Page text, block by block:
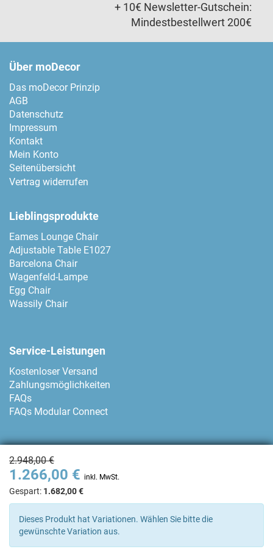
2.948,00 €
1.266,00 € inkl. MwSt.
Gespart: 1.682,00 €
Dieses Produkt hat Variationen. Wählen Sie bitte die
gewünschte Variation aus.
+ 10€ Newsletter-Gutschein:
Mindestbestellwert 200€
Über moDecor
Das moDecor Prinzip
AGB
Datenschutz
Impressum
Kontakt
Mein Konto
Seitenübersicht
Vertrag widerrufen
Lieblingsprodukte
Eames Lounge Chair
Adjustable Table E1027
Barcelona Chair
Wagenfeld-Lampe
Egg Chair
Wassily Chair
Service-Leistungen
Kostenloser Versand
Zahlungsmöglichkeiten
FAQs
FAQs Modular Connect
Zahlungsmethoden
Kontakt
+34 93 80 04 874